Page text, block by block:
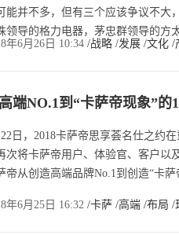
能并不多，但有三个应该争议不大
领导的格力电器，茅忠群领导的方
年6月26日 10:34 /战略 /发展 /文化 /
端NO.1到“卡萨帝现象”的
日，2018卡萨帝思享荟名仕之约
次将卡萨帝用户、体验官、客户以
帝从创造高端品牌No.1到创造“卡萨
年6月25日 16:32 /卡萨 /高端 /布局 /